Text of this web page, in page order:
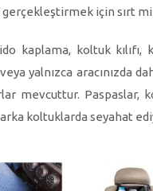
için sırt
kaplama, koltuk
yalnızca aracınızda
mevcuttur. Paspaslar,
koltuklarda seyahat